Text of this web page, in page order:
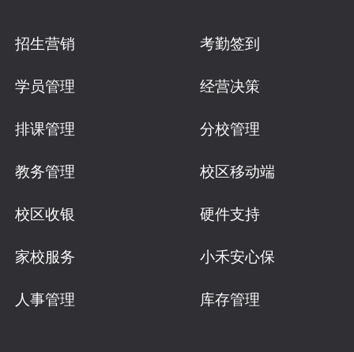
招生营销
考勤签到
学员管理
经营决策
排课管理
分校管理
教务管理
校区移动端
校区收银
硬件支持
家校服务
小禾安心保
人事管理
库存管理